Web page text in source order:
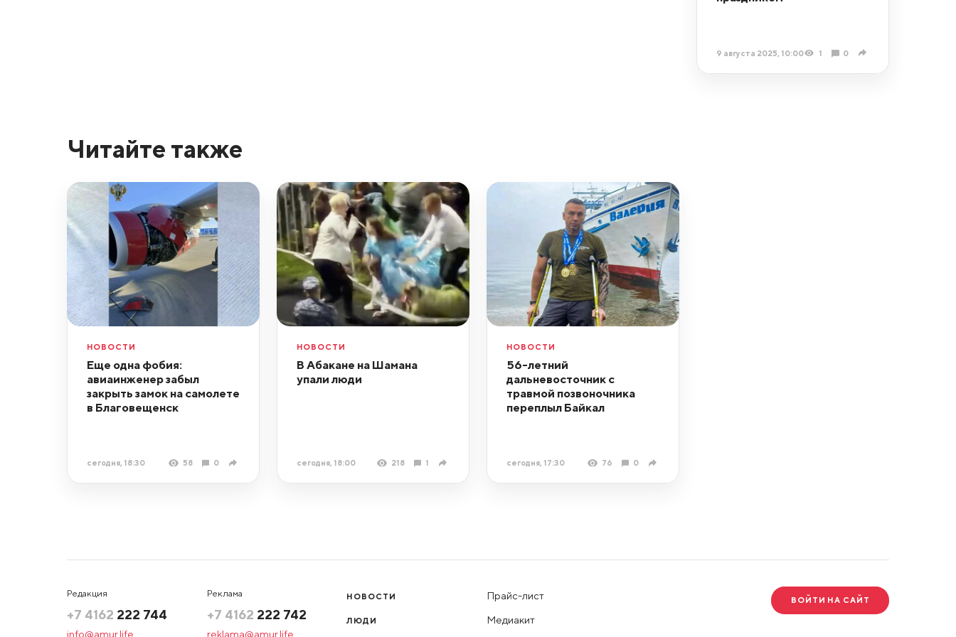
9 августа 2025, 10:00 1 0
Читайте также
НОВОСТИ
Еще одна фобия:
авиаинженер забыл
закрыть замок на самолете
в Благовещенск
сегодня, 18:30 58 0
НОВОСТИ
В Абакане на Шамана
упали люди
сегодня, 18:00 218 1
НОВОСТИ
56-летний
дальневосточник с
травмой позвоночника
переплыл Байкал
сегодня, 17:30 76 0
Редакция
+7 4162 222 744
info@amur.life
Реклама
+7 4162 222 742
reklama@amur.life
НОВОСТИ
ЛЮДИ
Прайс-лист
Медиакит
ВОЙТИ НА САЙТ